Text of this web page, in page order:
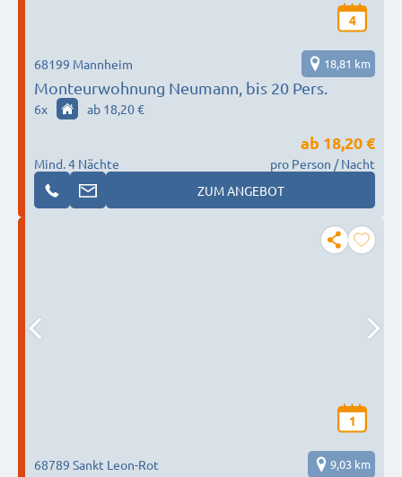
4
Monteurwohnung Neumann, bis 20 Pers.
68199 Mannheim 18,81 km
6x ab 18,20 €
Mind. 4 Nächte
ab 18,20 €
pro Person / Nacht
ZUM ANGEBOT
1
68789 Sankt Leon-Rot 9,03 km